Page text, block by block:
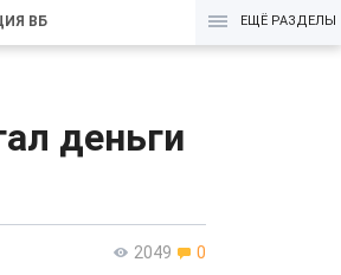
ВБ ЕЩЁ РАЗДЕЛЫ
деньги
2049 0